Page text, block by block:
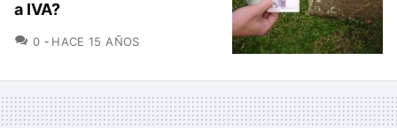
a IVA?
0 COMENTARIOS
HACE 15 AÑOS